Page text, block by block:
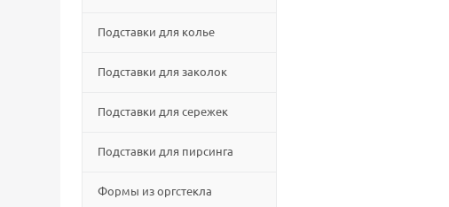
Подставки для колье
Подставки для заколок
Подставки для сережек
Подставки для пирсинга
Формы из оргстекла